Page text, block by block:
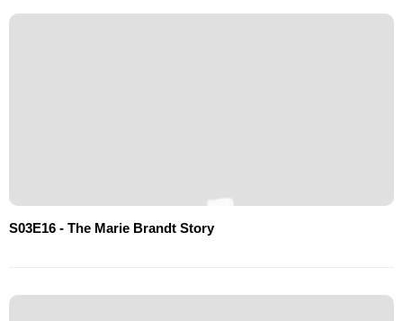
S03E16 - The Marie Brandt Story